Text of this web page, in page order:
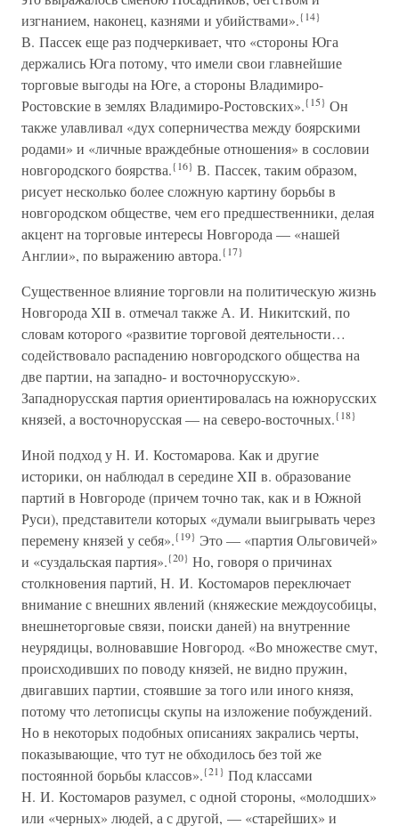
изгнанием, наконец, казнями и убийствами».{14}
В. Пассек еще раз подчеркивает, что «стороны Юга
держались Юга потому, что имели свои главнейшие
торговые выгоды на Юге, а стороны Владимиро-
Ростовские в землях Владимиро-Ростовских».{15} Он
также улавливал «дух соперничества между боярскими
родами» и «личные враждебные отношения» в сословии
новгородского боярства.{16} В. Пассек, таким образом,
рисует несколько более сложную картину борьбы в
новгородском обществе, чем его предшественники, делая
акцент на торговые интересы Новгорода — «нашей
Англии», по выражению автора.{17}
Существенное влияние торговли на политическую жизнь
Новгорода XII в. отмечал также А. И. Никитский, по
словам которого «развитие торговой деятельности…
содействовало распадению новгородского общества на
две партии, на западно- и восточнорусскую».
Западнорусская партия ориентировалась на южнорусских
князей, а восточнорусская — на северо-восточных.{18}
Иной подход у Н. И. Костомарова. Как и другие
историки, он наблюдал в середине XII в. образование
партий в Новгороде (причем точно так, как и в Южной
Руси), представители которых «думали выигрывать через
перемену князей у себя».{19} Это — «партия Ольговичей»
и «суздальская партия».{20} Но, говоря о причинах
столкновения партий, Н. И. Костомаров переключает
внимание с внешних явлений (княжеские междоусобицы,
внешнеторговые связи, поиски даней) на внутренние
неурядицы, волновавшие Новгород. «Во множестве смут,
происходивших по поводу князей, не видно пружин,
двигавших партии, стоявшие за того или иного князя,
потому что летописцы скупы на изложение побуждений.
Но в некоторых подобных описаниях закрались черты,
показывающие, что тут не обходилось без той же
постоянной борьбы классов».{21} Под классами
Н. И. Костомаров разумел, с одной стороны, «молодших»
или «черных» людей, а с другой, — «старейших» и